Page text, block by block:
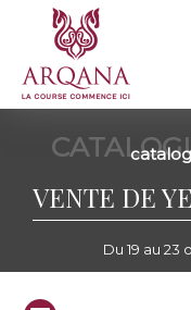
VENTE DE
Du 19 au